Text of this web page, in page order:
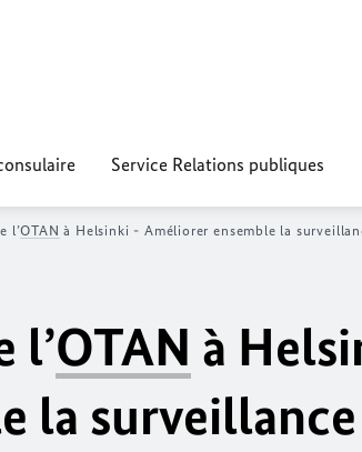
Service Relations publiques
l’OTAN à Helsinki - Améliorer ensemble la
l’OTAN à
la